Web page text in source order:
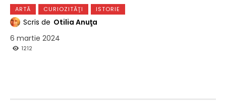
ARTĂ CURIOZITĂŢI ISTORIE
Scris de Otilia Anuţa
6 martie 2024
1212